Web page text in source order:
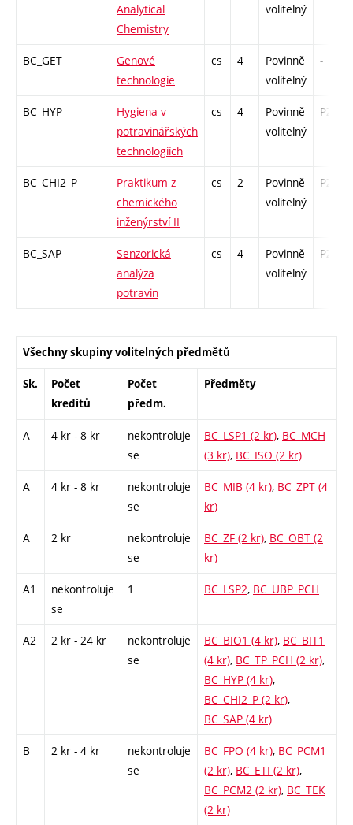
Analytical
Chemistry
volitelný
BC_GET
Genové
technologie
cs 4
Povinně
volitelný
-
BC_HYP
Hygiena v
potravinářských
technologiích
cs 4
Povinně
volitelný
PZ
BC_CHI2_P
Praktikum z
chemického
inženýrství II
cs 2
Povinně
volitelný
PZ
BC_SAP
Senzorická
analýza
potravin
cs 4
Povinně
volitelný
PZ
Všechny skupiny volitelných předmětů
Sk.
Počet
kreditů
Počet
předm.
Předměty
A 4 kr - 8 kr
nekontroluje
se
BC_LSP1 (2 kr), BC_MCH
(3 kr), BC_ISO (2 kr)
A 4 kr - 8 kr
nekontroluje
se
BC_MIB (4 kr), BC_ZPT (4
kr)
A 2 kr
nekontroluje
se
BC_ZF (2 kr), BC_OBT (2
kr)
A1
nekontroluje
se
1 BC_LSP2, BC_UBP_PCH
A2 2 kr - 24 kr
nekontroluje
se
BC_BIO1 (4 kr), BC_BIT1
(4 kr), BC_TP_PCH (2 kr),
BC_HYP (4 kr),
BC_CHI2_P (2 kr),
BC_SAP (4 kr)
B 2 kr - 4 kr
nekontroluje
se
BC_FPO (4 kr), BC_PCM1
(2 kr), BC_ETI (2 kr),
BC_PCM2 (2 kr), BC_TEK
(2 kr)